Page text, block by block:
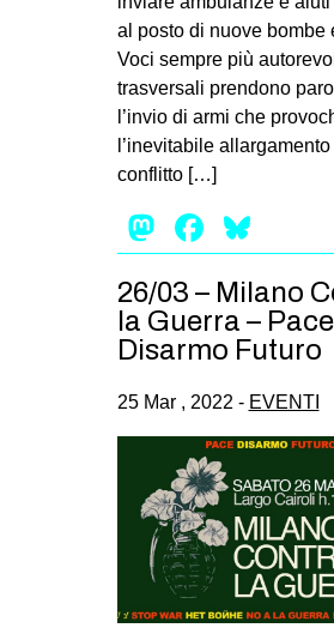
al posto di nuove bombe
Voci sempre più
trasversali prendono
l’invio di armi che
l’inevitabile allargamento
conflitto […]
Mastodon
26/03 – Milano
la Guerra – Pace
Disarmo Futuro
25 Mar , 2022 - EVENTI